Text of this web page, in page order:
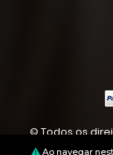
Ao navegar
© Todos os